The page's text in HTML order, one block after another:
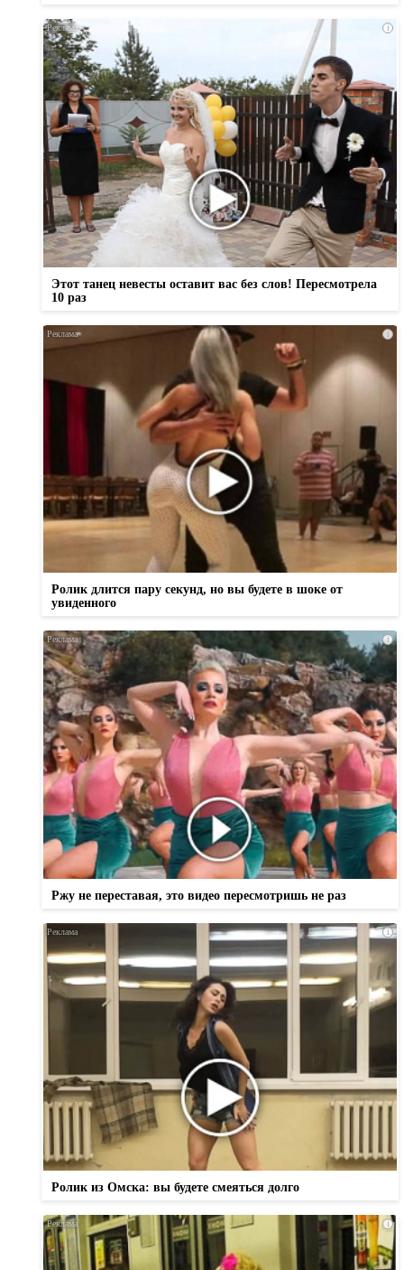
i
Этот танец невесты оставит вас без слов! Пересмотрела
10 раз
i
Ролик длится пару секунд, но вы будете в шоке от
увиденного
i
Ржу не переставая, это видео пересмотришь не раз
i
Ролик из Омска: вы будете смеяться долго
i